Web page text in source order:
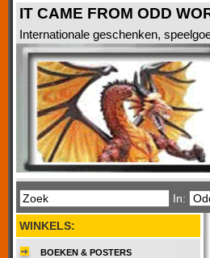
IT CAME FROM ODD
Internationale geschenken,
In:
WINKELS:
BOEKEN & POSTERS